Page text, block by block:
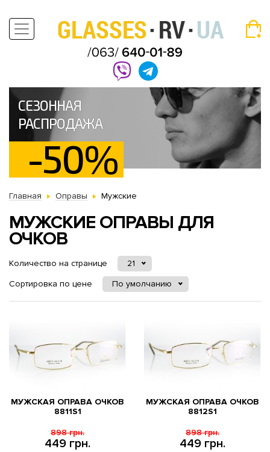
СЕЗОННАЯ
РАСПРОДАЖА
-50%
Главная Оправы Мужские
МУЖСКИЕ ОПРАВЫ ДЛЯ
ОЧКОВ
Количество на странице
21
Сортировка по цене
По умолчанию
МУЖСКАЯ ОПРАВА ОЧКОВ
8811S1
449 грн.
898 грн.
МУЖСКАЯ ОПРАВА ОЧКОВ
8812S1
449 грн.
898 грн.